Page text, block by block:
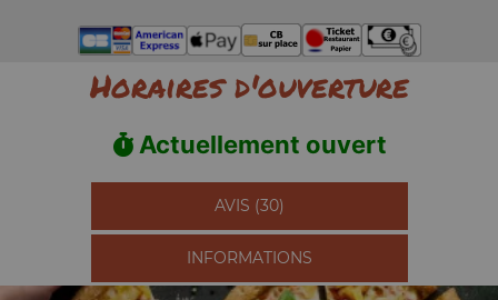
Horaires d'ouverture
Actuellement ouvert
AVIS (30)
INFORMATIONS